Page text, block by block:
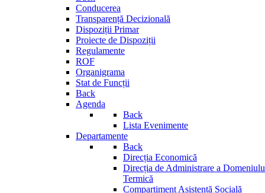
Conducerea
Transparență Decizională
Dispoziții Primar
Proiecte de Dispoziții
Regulamente
ROF
Organigrama
Stat de Funcții
Back
Agenda
Back
Lista Evenimente
Departamente
Back
Direcția Economică
Direcția de Administrare a
Termică
Compartiment Asistență Socială